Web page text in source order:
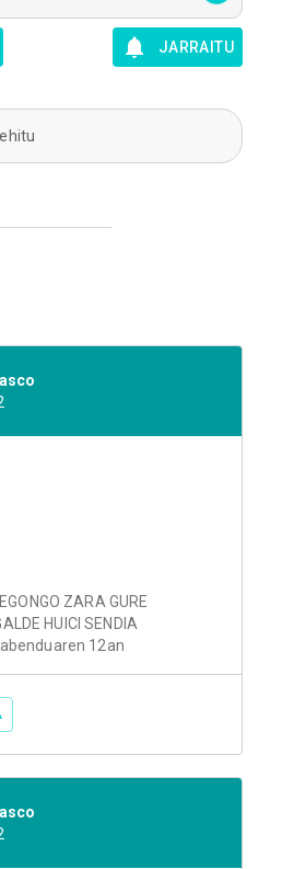
JARRAITU
ZARA GURE
HUICI SENDIA
12an